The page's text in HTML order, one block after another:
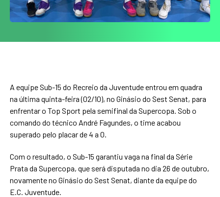
A equipe Sub-15 do Recreio da Juventude entrou em quadra
na última quinta-feira (02/10), no Ginásio do Sest Senat, para
enfrentar o Top Sport pela semifinal da Supercopa. Sob o
comando do técnico André Fagundes, o time acabou
superado pelo placar de 4 a 0.
Com o resultado, o Sub-15 garantiu vaga na final da Série
Prata da Supercopa, que será disputada no dia 26 de outubro,
novamente no Ginásio do Sest Senat, diante da equipe do
E.C. Juventude.